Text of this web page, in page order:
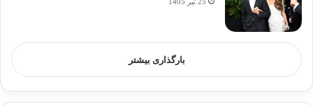
بارگذاری بیشتر